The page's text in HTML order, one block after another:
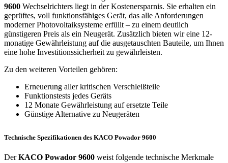
9600 Wechselrichters liegt in der Kostenersparnis. Sie erhalten ein
geprüftes, voll funktionsfähiges Gerät, das alle Anforderungen
moderner Photovoltaiksysteme erfüllt – zu einem deutlich
günstigeren Preis als ein Neugerät. Zusätzlich bieten wir eine 12-
monatige Gewährleistung auf die ausgetauschten Bauteile, um Ihnen
eine hohe Investitionssicherheit zu gewährleisten.
Zu den weiteren Vorteilen gehören:
Erneuerung aller kritischen Verschleißteile
Funktionstests jedes Geräts
12 Monate Gewährleistung auf ersetzte Teile
Günstige Alternative zu Neugeräten
Technische Spezifikationen des KACO Powador 9600
DerKACO Powador 9600 weist folgende technische Merkmale